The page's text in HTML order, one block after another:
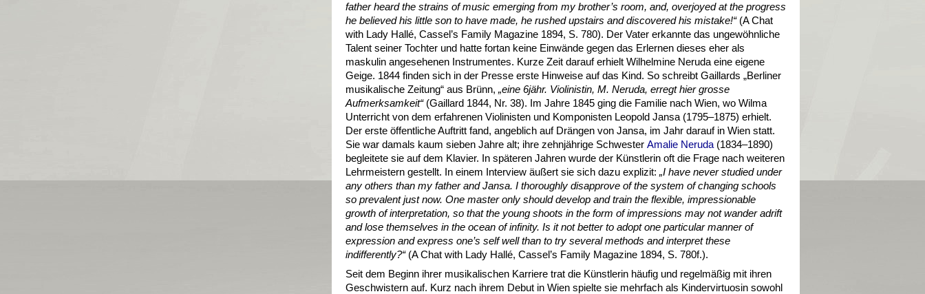
father heard the strains of music emerging from my brother’s room, and, overjoyed at the progress
he believed his little son to have made, he rushed upstairs and discovered his mistake!“ (A Chat
with Lady Hallé, Cassel’s Family Magazine 1894, S. 780). Der Vater erkannte das ungewöhnliche
Talent seiner Tochter und hatte fortan keine Einwände gegen das Erlernen dieses eher als
maskulin angesehenen Instrumentes. Kurze Zeit darauf erhielt Wilhelmine Neruda eine eigene
Geige. 1844 finden sich in der Presse erste Hinweise auf das Kind. So schreibt Gaillards „Berliner
musikalische Zeitung“ aus Brünn, „eine 6jähr. Violinistin, M. Neruda, erregt hier grosse
Aufmerksamkeit“ (Gaillard 1844, Nr. 38). Im Jahre 1845 ging die Familie nach Wien, wo Wilma
Unterricht von dem erfahrenen Violinisten und Komponisten Leopold Jansa (1795–1875) erhielt.
Der erste öffentliche Auftritt fand, angeblich auf Drängen von Jansa, im Jahr darauf in Wien statt.
Sie war damals kaum sieben Jahre alt; ihre zehnjährige Schwester Amalie Neruda (1834–1890)
begleitete sie auf dem Klavier. In späteren Jahren wurde der Künstlerin oft die Frage nach weiteren
Lehrmeistern gestellt. In einem Interview äußert sie sich dazu explizit: „I have never studied under
any others than my father and Jansa. I thoroughly disapprove of the system of changing schools
so prevalent just now. One master only should develop and train the flexible, impressionable
growth of interpretation, so that the young shoots in the form of impressions may not wander adrift
and lose themselves in the ocean of infinity. Is it not better to adopt one particular manner of
expression and express one’s self well than to try several methods and interpret these
indifferently?“(A Chat with Lady Hallé, Cassel’s Family Magazine 1894, S. 780f.).
Seit dem Beginn ihrer musikalischen Karriere trat die Künstlerin häufig und regelmäßig mit ihren
Geschwistern auf. Kurz nach ihrem Debut in Wien spielte sie mehrfach als Kindervirtuosin sowohl